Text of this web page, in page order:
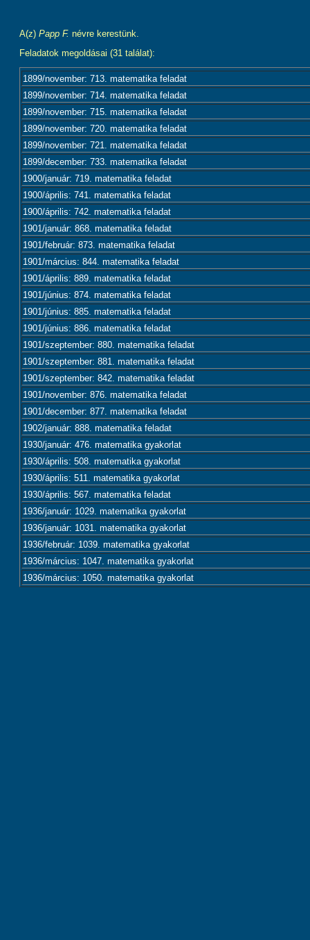
A(z) Papp F. névre kerestünk.
Feladatok megoldásai (31 találat):
1899/november: 713. matematika feladat
1899/november: 714. matematika feladat
1899/november: 715. matematika feladat
1899/november: 720. matematika feladat
1899/november: 721. matematika feladat
1899/december: 733. matematika feladat
1900/január: 719. matematika feladat
1900/április: 741. matematika feladat
1900/április: 742. matematika feladat
1901/január: 868. matematika feladat
1901/február: 873. matematika feladat
1901/március: 844. matematika feladat
1901/április: 889. matematika feladat
1901/június: 874. matematika feladat
1901/június: 885. matematika feladat
1901/június: 886. matematika feladat
1901/szeptember: 880. matematika feladat
1901/szeptember: 881. matematika feladat
1901/szeptember: 842. matematika feladat
1901/november: 876. matematika feladat
1901/december: 877. matematika feladat
1902/január: 888. matematika feladat
1930/január: 476. matematika gyakorlat
1930/április: 508. matematika gyakorlat
1930/április: 511. matematika gyakorlat
1930/április: 567. matematika feladat
1936/január: 1029. matematika gyakorlat
1936/január: 1031. matematika gyakorlat
1936/február: 1039. matematika gyakorlat
1936/március: 1047. matematika gyakorlat
1936/március: 1050. matematika gyakorlat